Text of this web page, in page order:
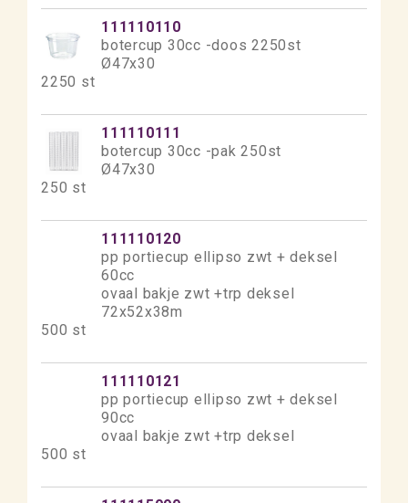
111110110
botercup 30cc -doos 2250st
Ø47x30
2250 st
111110111
botercup 30cc -pak 250st
Ø47x30
250 st
111110120
pp portiecup ellipso zwt + deksel
60cc
ovaal bakje zwt +trp deksel
72x52x38m
500 st
111110121
pp portiecup ellipso zwt + deksel
90cc
ovaal bakje zwt +trp deksel
500 st